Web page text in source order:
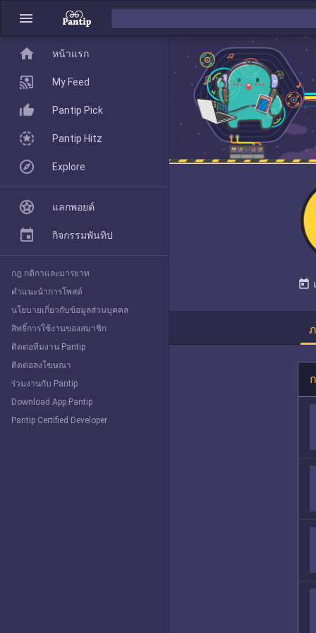
menu
today
home
Pantip Pick
Explore
home หน้าแรก
My Feed
Pantip Pick
Pantip Hitz
Explore
แลกพอยต์
กิจกรรมพันทิป
กฎ กติกาและมารยาท
คำแนะนำการโพสต์
นโยบายเกี่ยวกับข้อมูลส่วนบุคคล
สิทธิ์การใช้งานของสมาชิก
ติดต่อทีมงาน Pantip
ติดต่อลงโฆษณา
ร่วมงานกับ Pantip
Download App Pantip
Pantip Certified Developer